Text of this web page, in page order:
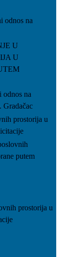
odnos na
U
U
na
Gradačac
prostorija u
putem
prostorija u